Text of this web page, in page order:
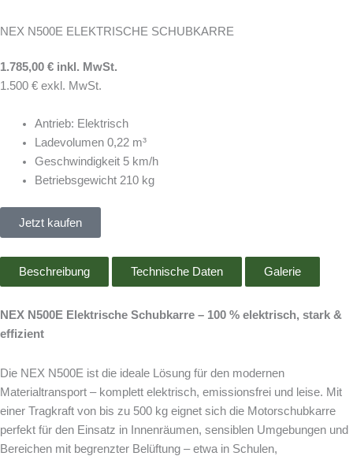
NEX N500E ELEKTRISCHE SCHUBKARRE
1.785,00 € inkl. MwSt.
1.500 € exkl. MwSt.
Antrieb: Elektrisch
Ladevolumen 0,22 m³
Geschwindigkeit 5 km/h
Betriebsgewicht 210 kg
Jetzt kaufen
Beschreibung Technische Daten Galerie
NEX N500E Elektrische Schubkarre – 100 % elektrisch, stark &
effizient
Die NEX N500E ist die ideale Lösung für den modernen
Materialtransport – komplett elektrisch, emissionsfrei und leise. Mit
einer Tragkraft von bis zu 500 kg eignet sich die Motorschubkarre
perfekt für den Einsatz in Innenräumen, sensiblen Umgebungen und
Bereichen mit begrenzter Belüftung – etwa in Schulen,